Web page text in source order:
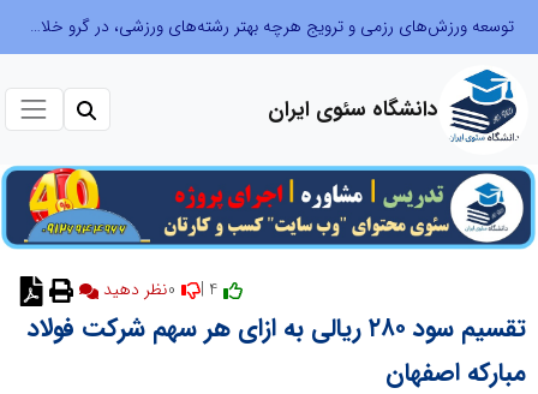
توسعه ورزش‌های رزمی و ترویج هرچه بهتر رشته‌های ورزشی، در گرو خلاقیت و نوآوری است
دانشگاه سئوی ایران
نظر دهید
تقسیم سود ۲۸۰ ریالی به ازای هر سهم شرکت فولاد
مبارکه اصفهان